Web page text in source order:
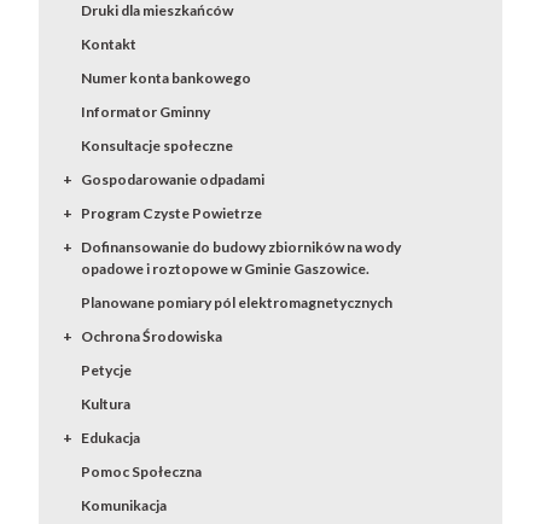
Druki dla mieszkańców
Kontakt
Numer konta bankowego
Informator Gminny
Konsultacje społeczne
Gospodarowanie odpadami
Program Czyste Powietrze
Dofinansowanie do budowy zbiorników na wody
opadowe i roztopowe w Gminie Gaszowice.
Planowane pomiary pól elektromagnetycznych
Ochrona Środowiska
Petycje
Kultura
Edukacja
Pomoc Społeczna
Komunikacja